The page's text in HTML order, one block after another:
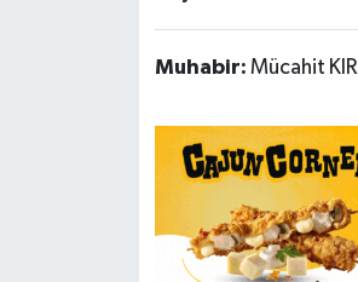
Muhabir: Mücahit KIR